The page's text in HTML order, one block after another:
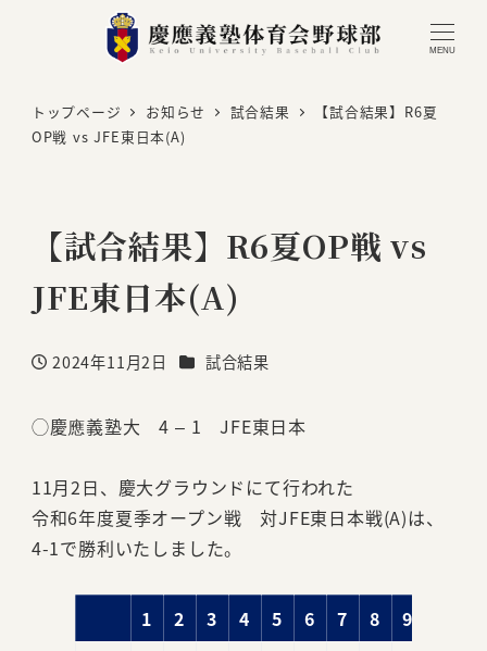
MENU
トップページ お知らせ 試合結果
【試合結果】R6夏
OP戦 vs JFE東日本(A)
【試合結果】R6夏OP戦 vs
JFE東日本(A)
投稿日
2024年11月2日 カテゴリー
試合結果
◯慶應義塾大 4 – 1 JFE東日本
11月2日、慶大グラウンドにて行われた
令和6年度夏季オープン戦 対JFE東日本戦(A)は、
4-1で勝利いたしました。
1 2 3 4 5 6 7 8 9